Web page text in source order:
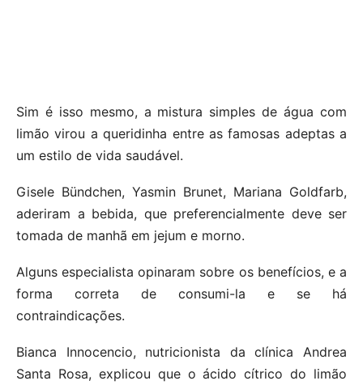
Sim é isso mesmo, a mistura simples de água com
limão virou a queridinha entre as famosas adeptas a
um estilo de vida saudável.
Gisele Bündchen, Yasmin Brunet, Mariana Goldfarb,
aderiram a bebida, que preferencialmente deve ser
tomada de manhã em jejum e morno.
Alguns especialista opinaram sobre os benefícios, e a
forma correta de consumi-la e se há
contraindicações.
Bianca Innocencio, nutricionista da clínica Andrea
Santa Rosa, explicou que o ácido cítrico do limão